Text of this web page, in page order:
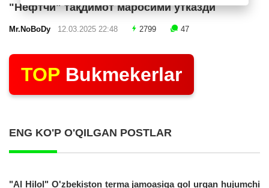
"Нефтчи" тақдимот маросими ўтказди
Mr.NoBoDy 12.03.2025 22:48 2799 47
TOP Bukmekerlar
ENG KO'P O'QILGAN POSTLAR
"Al Hilol" O'zbekiston terma jamoasiga gol urgan hujumchi